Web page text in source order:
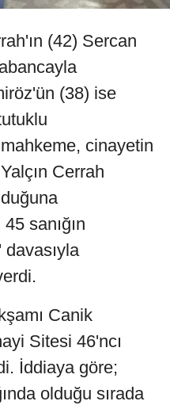
(42) Sercan
(38) ise
mahkeme, cinayetin
Cerrah
sanığın
Canik
Sitesi 46'ncı
İddiaya göre;
olduğu sırada